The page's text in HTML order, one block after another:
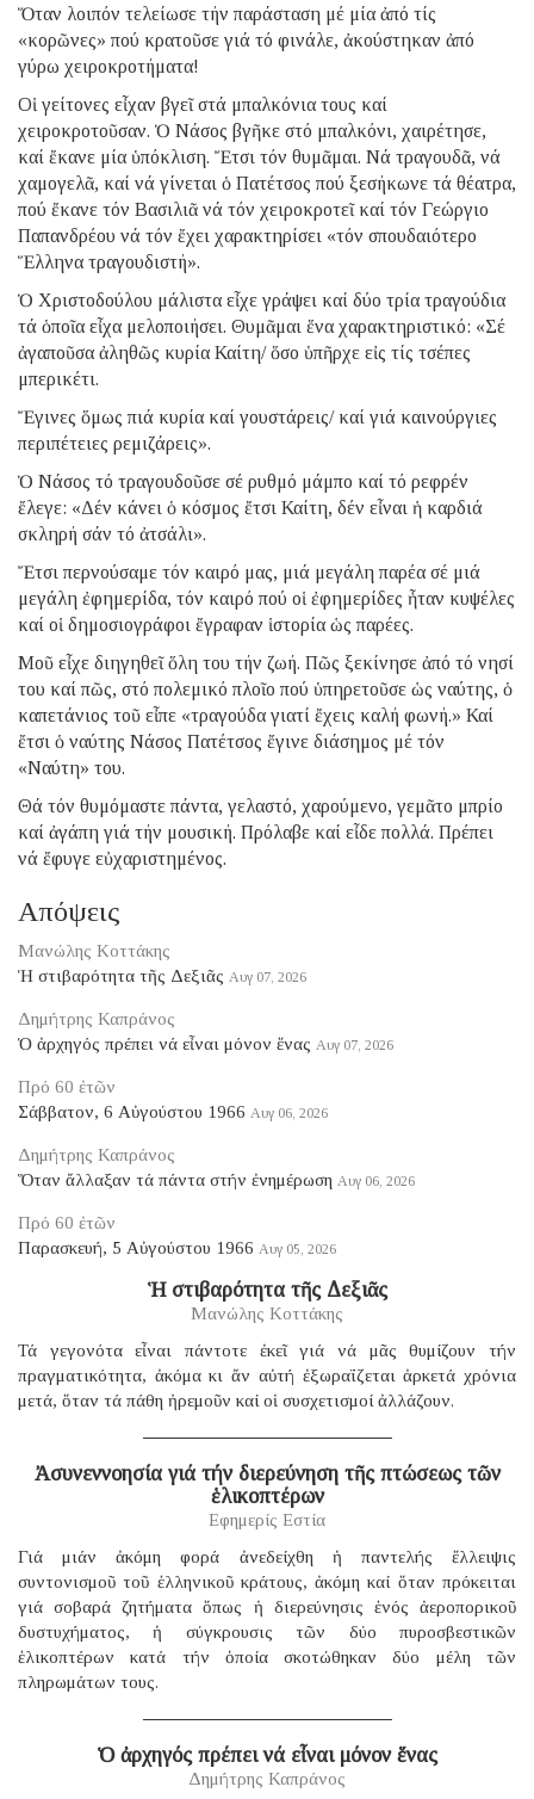
Ὅταν λοιπόν τελείωσε τήν παράσταση μέ μία ἀπό τίς
«κορῶνες» πού κρατοῦσε γιά τό φινάλε, ἀκούστηκαν ἀπό
γύρω χειροκροτήματα!
Οἱ γείτονες εἶχαν βγεῖ στά μπαλκόνια τους καί
χειροκροτοῦσαν. Ὁ Νάσος βγῆκε στό μπαλκόνι, χαιρέτησε,
καί ἔκανε μία ὑπόκλιση. Ἔτσι τόν θυμᾶμαι. Νά τραγουδᾶ, νά
χαμογελᾶ, καί νά γίνεται ὁ Πατέτσος πού ξεσήκωνε τά θέατρα,
πού ἔκανε τόν Βασιλιᾶ νά τόν χειροκροτεῖ καί τόν Γεώργιο
Παπανδρέου νά τόν ἔχει χαρακτηρίσει «τόν σπουδαιότερο
Ἕλληνα τραγουδιστή».
Ὁ Χριστοδούλου μάλιστα εἶχε γράψει καί δύο τρία τραγούδια
τά ὁποῖα εἶχα μελοποιήσει. Θυμᾶμαι ἕνα χαρακτηριστικό: «Σέ
ἀγαποῦσα ἀληθῶς κυρία Καίτη/ ὅσο ὑπῆρχε εἰς τίς τσέπες
μπερικέτι.
Ἔγινες ὅμως πιά κυρία καί γουστάρεις/ καί γιά καινούργιες
περιπέτειες ρεμιζάρεις».
Ὁ Νάσος τό τραγουδοῦσε σέ ρυθμό μάμπο καί τό ρεφρέν
ἔλεγε: «Δέν κάνει ὁ κόσμος ἔτσι Καίτη, δέν εἶναι ἡ καρδιά
σκληρή σάν τό ἀτσάλι».
Ἔτσι περνούσαμε τόν καιρό μας, μιά μεγάλη παρέα σέ μιά
μεγάλη ἐφημερίδα, τόν καιρό πού οἱ ἐφημερίδες ἦταν κυψέλες
καί οἱ δημοσιογράφοι ἔγραφαν ἱστορία ὡς παρέες.
Μοῦ εἶχε διηγηθεῖ ὅλη του τήν ζωή. Πῶς ξεκίνησε ἀπό τό νησί
του καί πῶς, στό πολεμικό πλοῖο πού ὑπηρετοῦσε ὡς ναύτης, ὁ
καπετάνιος τοῦ εἶπε «τραγούδα γιατί ἔχεις καλή φωνή.» Καί
ἔτσι ὁ ναύτης Νάσος Πατέτσος ἔγινε διάσημος μέ τόν
«Ναύτη» του.
Θά τόν θυμόμαστε πάντα, γελαστό, χαρούμενο, γεμᾶτο μπρίο
καί ἀγάπη γιά τήν μουσική. Πρόλαβε καί εἶδε πολλά. Πρέπει
νά ἔφυγε εὐχαριστημένος.
Απόψεις
Μανώλης Κοττάκης
Ἡ στιβαρότητα τῆς Δεξιᾶς Αυγ 07, 2026
Δημήτρης Καπράνος
Ὁ ἀρχηγός πρέπει νά εἶναι μόνον ἕνας Αυγ 07, 2026
Πρό 60 ἐτῶν
Σάββατον, 6 Αὐγούστου 1966 Αυγ 06, 2026
Δημήτρης Καπράνος
Ὅταν ἄλλαξαν τά πάντα στήν ἐνημέρωση Αυγ 06, 2026
Πρό 60 ἐτῶν
Παρασκευή, 5 Αὐγούστου 1966 Αυγ 05, 2026
Ἡ στιβαρότητα τῆς Δεξιᾶς
Μανώλης Κοττάκης
Τά γεγονότα εἶναι πάντοτε ἐκεῖ γιά νά μᾶς θυμίζουν τήν
πραγματικότητα, ἀκόμα κι ἄν αὐτή ἐξωραΐζεται ἀρκετά χρόνια
μετά, ὅταν τά πάθη ἠρεμοῦν καί οἱ συσχετισμοί ἀλλάζουν.
Ἀσυνεννοησία γιά τήν διερεύνηση τῆς πτώσεως τῶν
ἑλικοπτέρων
Εφημερίς Εστία
Γιά μιάν ἀκόμη φορά ἀνεδείχθη ἡ παντελής ἔλλειψις
συντονισμοῦ τοῦ ἑλληνικοῦ κράτους, ἀκόμη καί ὅταν πρόκειται
γιά σοβαρά ζητήματα ὅπως ἡ διερεύνησις ἑνός ἀεροπορικοῦ
δυστυχήματος, ἡ σύγκρουσις τῶν δύο πυροσβεστικῶν
ἑλικοπτέρων κατά τήν ὁποία σκοτώθηκαν δύο μέλη τῶν
πληρωμάτων τους.
Ὁ ἀρχηγός πρέπει νά εἶναι μόνον ἕνας
Δημήτρης Καπράνος